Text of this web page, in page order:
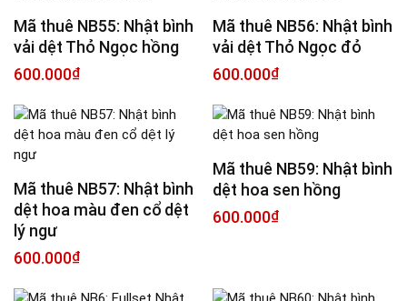
Mã thuê NB55: Nhật bình
vải dệt Thỏ Ngọc hồng
600.000₫
Mã thuê NB56: Nhật bình
vải dệt Thỏ Ngọc đỏ
600.000₫
Mã thuê NB57: Nhật bình
dệt hoa màu đen cổ dệt
lý ngư
600.000₫
Mã thuê NB59: Nhật bình
dệt hoa sen hồng
600.000₫